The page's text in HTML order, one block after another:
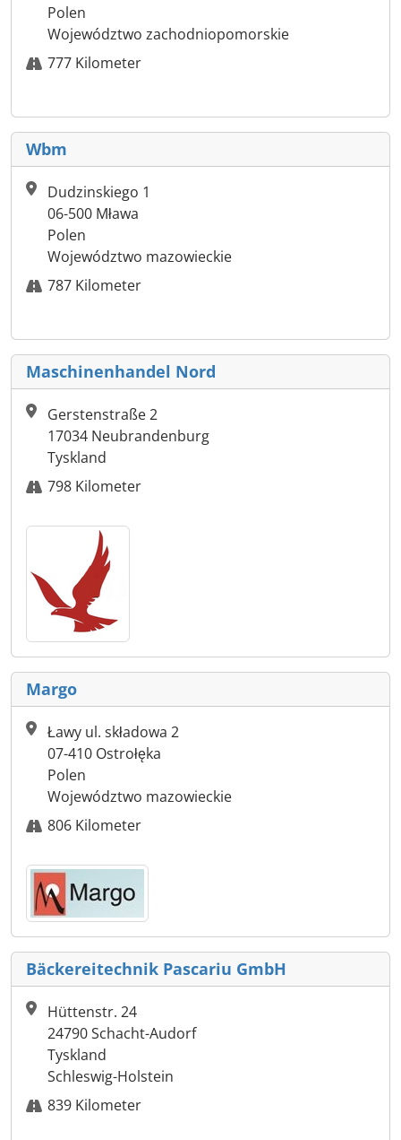
Polen
Województwo zachodniopomorskie
777 Kilometer
Wbm
Dudzinskiego 1
06-500 Mława
Polen
Województwo mazowieckie
787 Kilometer
Maschinenhandel Nord
Gerstenstraße 2
17034 Neubrandenburg
Tyskland
798 Kilometer
Margo
Ławy ul. składowa 2
07-410 Ostrołęka
Polen
Województwo mazowieckie
806 Kilometer
Bäckereitechnik Pascariu GmbH
Hüttenstr. 24
24790 Schacht-Audorf
Tyskland
Schleswig-Holstein
839 Kilometer